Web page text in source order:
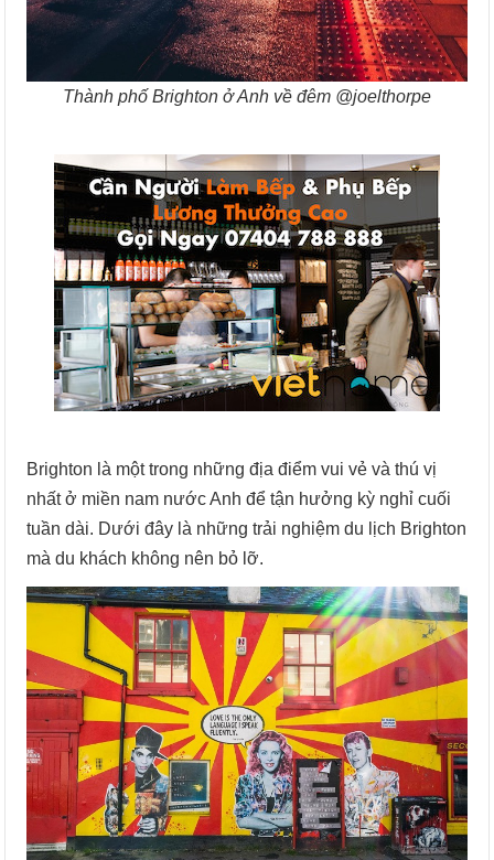
Thành phố Brighton ở Anh về đêm @joelthorpe
Brighton là một trong những địa điểm vui vẻ và thú vị
nhất ở miền nam nước Anh để tận hưởng kỳ nghỉ cuối
tuần dài. Dưới đây là những trải nghiệm du lịch Brighton
mà du khách không nên bỏ lỡ.